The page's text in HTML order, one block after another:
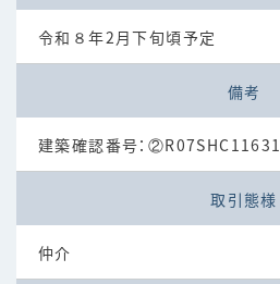
令和８年2月下旬頃予定
備考
建築確認番号：
取引態様
仲介